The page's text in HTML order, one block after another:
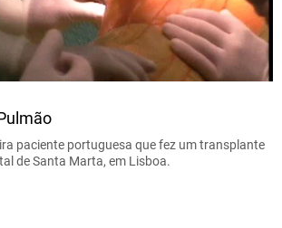
paciente portuguesa que fez um transplante
de Santa Marta, em Lisboa.